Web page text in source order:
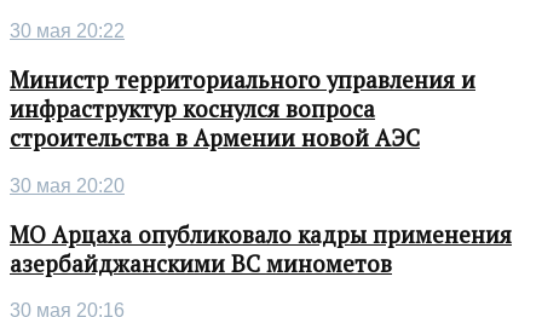
30 мая 20:22
Министр территориального управления и
инфраструктур коснулся вопроса
строительства в Армении новой АЭС
30 мая 20:20
МО Арцаха опубликовало кадры применения
азербайджанскими ВС минометов
30 мая 20:16